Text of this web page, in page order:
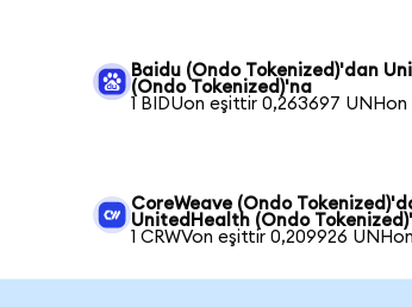
Baidu (Ondo Tokenized)'dan
(Ondo Tokenized)'na
1 BIDUon eşittir 0,263697 UNHon
CoreWeave (Ondo
UnitedHealth (Ondo
1 CRWVon eşittir 0,209926 UNHon